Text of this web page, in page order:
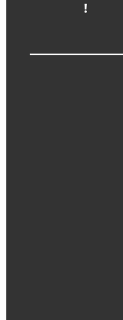
!